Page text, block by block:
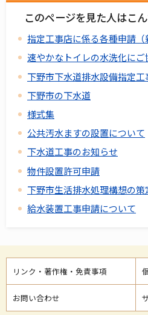
このページを見た人はこ
指定工事店に係る各種申請（
速やかなトイレの水洗化にご
下野市下水道排水設備指定工
下野市の下水道
様式集
公共汚水ますの設置について
下水道工事のお知らせ
物件設置許可申請
下野市生活排水処理構想の策
給水装置工事申請について
リンク・著作権・免責事項
お問い合わせ